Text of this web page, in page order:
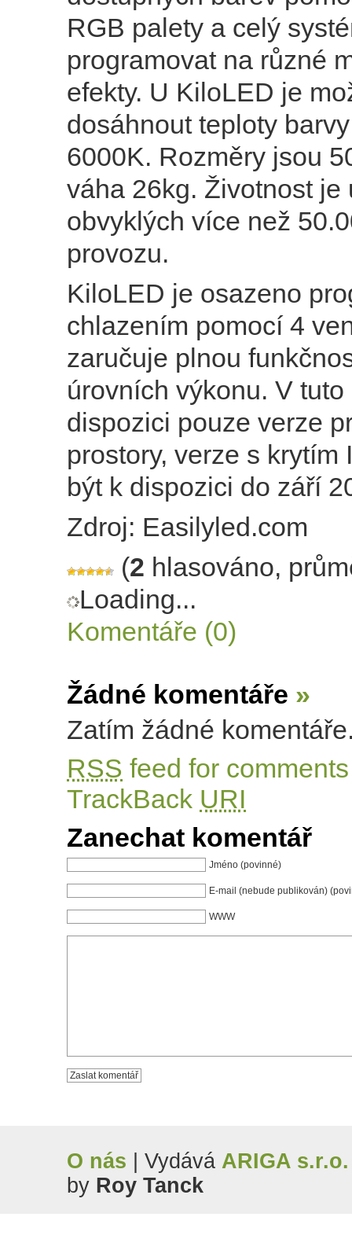
RGB palety a celý
programovat na různé
efekty. U KiloLED je
dosáhnout teploty
6000K. Rozměry jsou
váha 26kg. Životnost je
obvyklých více než
provozu.
KiloLED je osazeno
chlazením pomocí 4
zaručuje plnou
úrovních výkonu. V
dispozici pouze verze
prostory, verze s krytím
být k dispozici do září
Zdroj: Easilyled.com
(2 hlasováno,
Loading...
Komentáře (0)
Žádné komentáře »
Zatím žádné
RSS feed for
TrackBack URI
Zanechat komentář
Jméno (povinné)
E-mail (nebude publikován)
WWW
O nás | Vydává ARIGA s.r.o.
by Roy Tanck